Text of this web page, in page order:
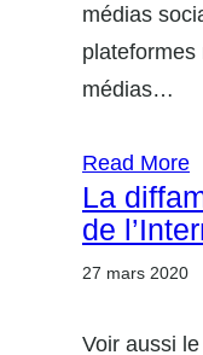
médias
médias…
Read More
La
de
27 mars 2020
Voir aussi